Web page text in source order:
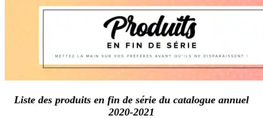
Liste des produits en fin de série du catalogue annuel
2020-2021